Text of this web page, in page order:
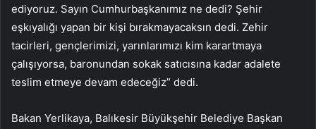
ediyoruz. Sayın Cumhurbaşkanımız ne dedi? Şehir
eşkıyalığı yapan bir kişi bırakmayacaksın dedi. Zehir
tacirleri, gençlerimizi, yarınlarımızı kim karartmaya
çalışıyorsa, baronundan sokak satıcısına kadar adalete
teslim etmeye devam edeceğiz” dedi.
Bakan Yerlikaya, Balıkesir Büyükşehir Belediye Başkan